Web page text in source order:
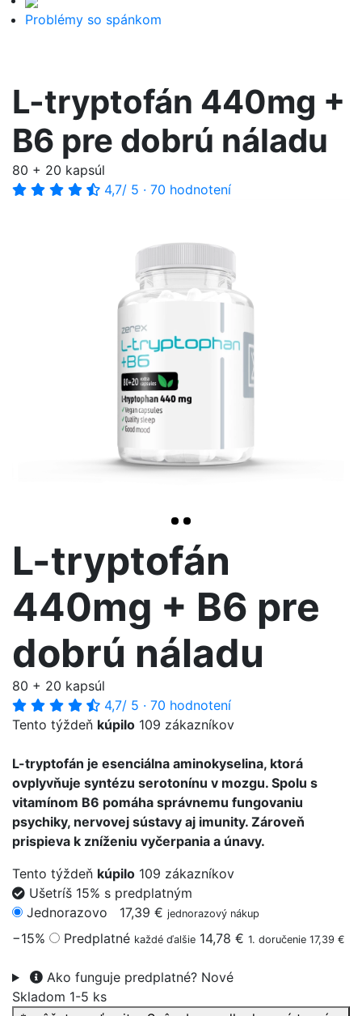
Problémy so spánkom
L-tryptofán 440mg +
B6 pre dobrú náladu
80 + 20 kapsúl
4,7/ 5 · 70 hodnotení
L-tryptofán
440mg + B6 pre
dobrú náladu
80 + 20 kapsúl
4,7/ 5 · 70 hodnotení
Tento týždeň kúpilo 109 zákazníkov
L-tryptofán je esenciálna aminokyselina, ktorá
ovplyvňuje syntézu serotonínu v mozgu. Spolu s
vitamínom B6 pomáha správnemu fungovaniu
psychiky, nervovej sústavy aj imunity. Zároveň
prispieva k zníženiu vyčerpania a únavy.
Tento týždeň kúpilo 109 zákazníkov
Ušetríš 15% s predplatným
Jednorazovo
17,39 € jednorazový nákup
−15% Predplatné každé ďalšie 14,78 € 1. doručenie 17,39 €
Ako funguje predplatné? Nové
Skladom 1-5 ks